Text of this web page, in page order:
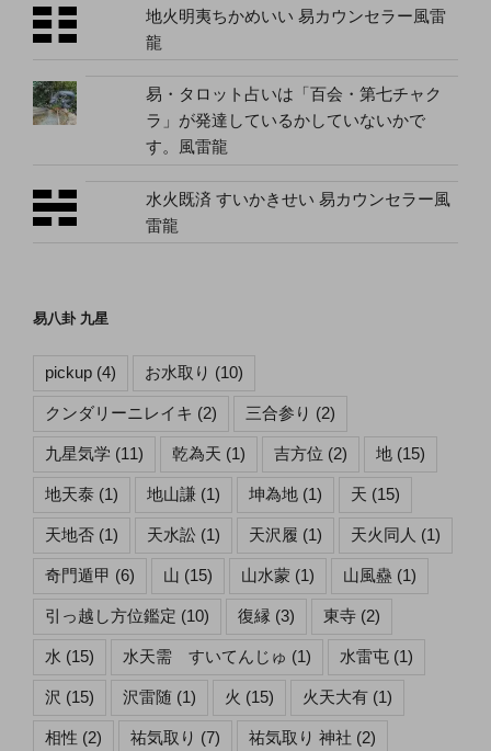
地火明夷ちかめいい 易カウンセラー風雷
龍
易・タロット占いは「百会・第七チャク
ラ」が発達しているかしていないかで
す。風雷龍
水火既済 すいかきせい 易カウンセラー風
雷龍
易八卦 九星
pickup (4) お水取り (10)
クンダリーニレイキ (2) 三合参り (2)
九星気学 (11) 乾為天 (1) 吉方位 (2) 地 (15)
地天泰 (1) 地山謙 (1) 坤為地 (1) 天 (15)
天地否 (1) 天水訟 (1) 天沢履 (1) 天火同人 (1)
奇門遁甲 (6) 山 (15) 山水蒙 (1) 山風蠱 (1)
引っ越し方位鑑定 (10) 復縁 (3) 東寺 (2)
水 (15) 水天需 すいてんじゅ (1) 水雷屯 (1)
沢 (15) 沢雷随 (1) 火 (15) 火天大有 (1)
相性 (2) 祐気取り (7) 祐気取り 神社 (2)